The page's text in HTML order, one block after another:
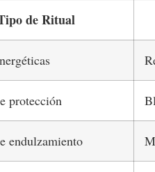
de Ritual
protección
endulzamiento